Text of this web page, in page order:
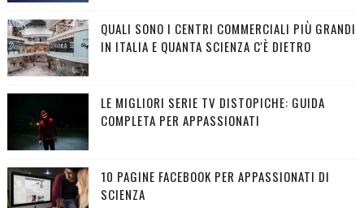
QUALI SONO I CENTRI COMMERCIALI PIÙ GRANDI
IN ITALIA E QUANTA SCIENZA C'È DIETRO
LE MIGLIORI SERIE TV DISTOPICHE: GUIDA
COMPLETA PER APPASSIONATI
10 PAGINE FACEBOOK PER APPASSIONATI DI
SCIENZA